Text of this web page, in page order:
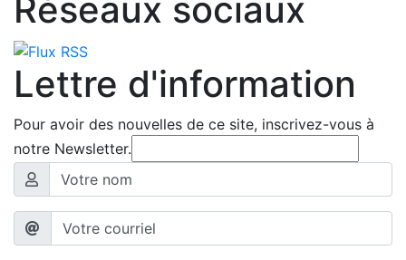
Réseaux sociaux
Lettre d'information
Pour avoir des nouvelles de ce site, inscrivez-vous à
notre Newsletter.